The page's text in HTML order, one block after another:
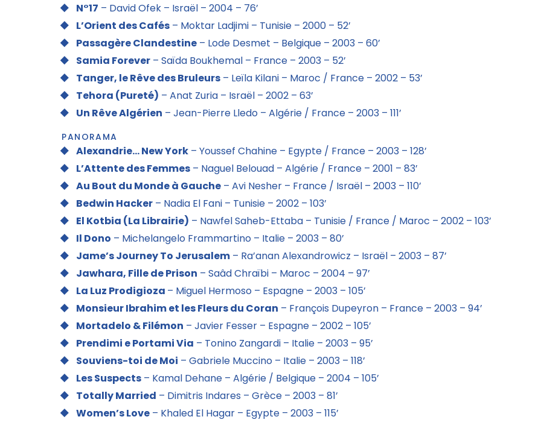
N°17 – David Ofek – Israël – 2004 – 76’
L’Orient des Cafés – Moktar Ladjimi – Tunisie – 2000 – 52’
Passagère Clandestine – Lode Desmet – Belgique – 2003 – 60’
Samia Forever – Saïda Boukhemal – France – 2003 – 52’
Tanger, le Rêve des Bruleurs – Leïla Kilani – Maroc / France – 2002 – 53’
Tehora (Pureté) – Anat Zuria – Israël – 2002 – 63’
Un Rêve Algérien – Jean-Pierre Lledo – Algérie / France – 2003 – 111’
PANORAMA
Alexandrie… New York – Youssef Chahine – Egypte / France – 2003 – 128’
L’Attente des Femmes – Naguel Belouad – Algérie / France – 2001 – 83’
Au Bout du Monde à Gauche – Avi Nesher – France / Israël – 2003 – 110’
Bedwin Hacker – Nadia El Fani – Tunisie – 2002 – 103’
El Kotbia (La Librairie) – Nawfel Saheb-Ettaba – Tunisie / France / Maroc – 2002 – 103’
Il Dono – Michelangelo Frammartino – Italie – 2003 – 80’
Jame’s Journey To Jerusalem – Ra’anan Alexandrowicz – Israël – 2003 – 87’
Jawhara, Fille de Prison – Saâd Chraïbi – Maroc – 2004 – 97’
La Luz Prodigioza – Miguel Hermoso – Espagne – 2003 – 105’
Monsieur Ibrahim et les Fleurs du Coran – François Dupeyron – France – 2003 – 94’
Mortadelo & Filémon – Javier Fesser – Espagne – 2002 – 105’
Prendimi e Portami Via – Tonino Zangardi – Italie – 2003 – 95’
Souviens-toi de Moi – Gabriele Muccino – Italie – 2003 – 118’
Les Suspects – Kamal Dehane – Algérie / Belgique – 2004 – 105’
Totally Married – Dimitris Indares – Grèce – 2003 – 81’
Women’s Love – Khaled El Hagar – Egypte – 2003 – 115’